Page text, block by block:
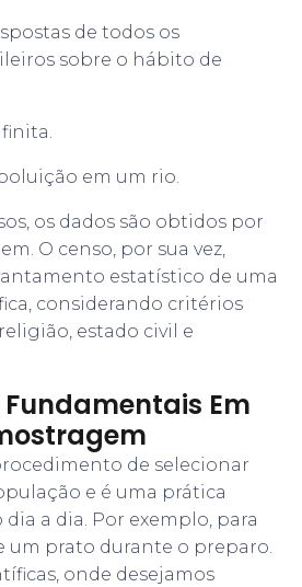
de todos os
sobre o hábito de
em um rio.
os dados são obtidos por
O censo, por sua vez,
estatístico de uma
considerando critérios
estado civil e
Em
de selecionar
e é uma prática
a dia. Por exemplo, para
um prato durante o preparo.
onde desejamos